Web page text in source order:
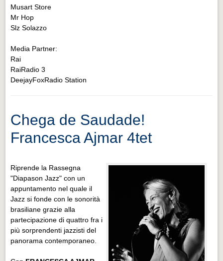
Musart Store
Mr Hop
Slz Solazzo
Media Partner:
Rai
RaiRadio 3
DeejayFoxRadio Station
Chega de Saudade!
Francesca Ajmar 4tet
Riprende la Rassegna
"Diapason Jazz" con un
appuntamento nel quale il
Jazz si fonde con le sonorità
brasiliane grazie alla
partecipazione di quattro fra i
più sorprendenti jazzisti del
panorama contemporaneo.